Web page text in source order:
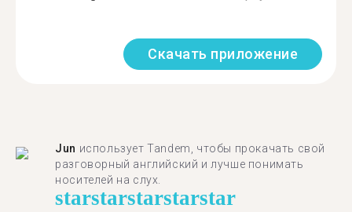
Скачать приложение
Jun использует Tandem, чтобы прокачать свой
разговорный английский и лучше понимать
носителей на слух.
starstarstarstarstar